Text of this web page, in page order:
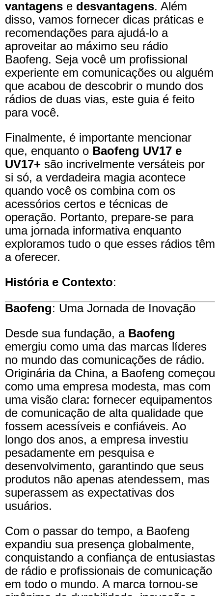
vantagens e desvantagens. Além
disso, vamos fornecer dicas práticas e
recomendações para ajudá-lo a
aproveitar ao máximo seu rádio
Baofeng. Seja você um profissional
experiente em comunicações ou alguém
que acabou de descobrir o mundo dos
rádios de duas vias, este guia é feito
para você.
Finalmente, é importante mencionar
que, enquanto o Baofeng UV17 e
UV17+ são incrivelmente versáteis por
si só, a verdadeira magia acontece
quando você os combina com os
acessórios certos e técnicas de
operação. Portanto, prepare-se para
uma jornada informativa enquanto
exploramos tudo o que esses rádios têm
a oferecer.
História e Contexto:
Baofeng: Uma Jornada de Inovação
Desde sua fundação, a Baofeng
emergiu como uma das marcas líderes
no mundo das comunicações de rádio.
Originária da China, a Baofeng começou
como uma empresa modesta, mas com
uma visão clara: fornecer equipamentos
de comunicação de alta qualidade que
fossem acessíveis e confiáveis. Ao
longo dos anos, a empresa investiu
pesadamente em pesquisa e
desenvolvimento, garantindo que seus
produtos não apenas atendessem, mas
superassem as expectativas dos
usuários.
Com o passar do tempo, a Baofeng
expandiu sua presença globalmente,
conquistando a confiança de entusiastas
de rádio e profissionais de comunicação
em todo o mundo. A marca tornou-se